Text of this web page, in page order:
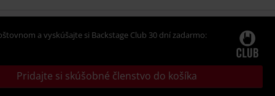
a vyskúšajte si Backstage Club 30 dní zadarmo:
Pridajte si skúšobné členstvo do košíka